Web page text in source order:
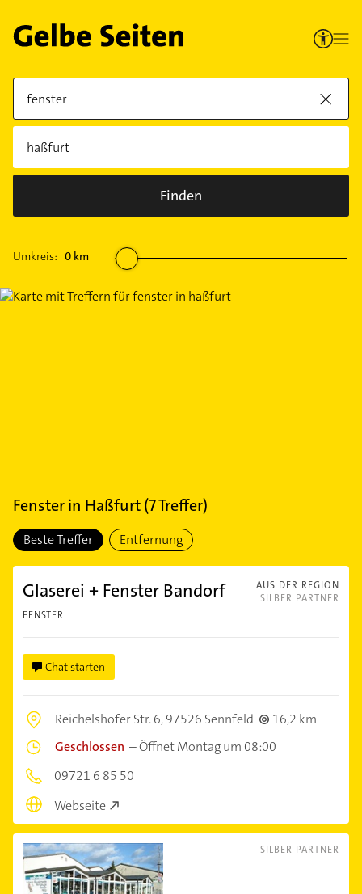
Finden
Umkreis: 0 km
Fensterin Haßfurt(7Treffer)
Beste Treffer Entfernung
AUS DER REGION
SILBER PARTNER
Glaserei + Fenster Bandorf
FENSTER
Chat starten
Reichelshofer Str. 6,97526 Sennfeld
16,2 km
Geschlossen –Öffnet Montag um 08:00
09721 6 85 50
Webseite
SILBER PARTNER